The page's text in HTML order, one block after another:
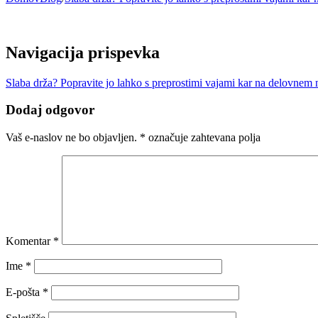
Navigacija prispevka
Slaba drža? Popravite jo lahko s preprostimi vajami kar na delovnem
Dodaj odgovor
Vaš e-naslov ne bo objavljen. * označuje zahtevana polja
Komentar *
Ime *
E-pošta *